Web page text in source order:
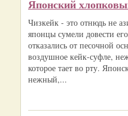
Японский
Чизкейк - это отнюдь не
японцы сумели довести
отказались от песочной
воздушное кейк-суфле,
которое тает во рту.
нежный,...